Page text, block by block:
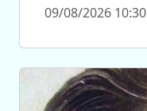
09/08/2026 10:30